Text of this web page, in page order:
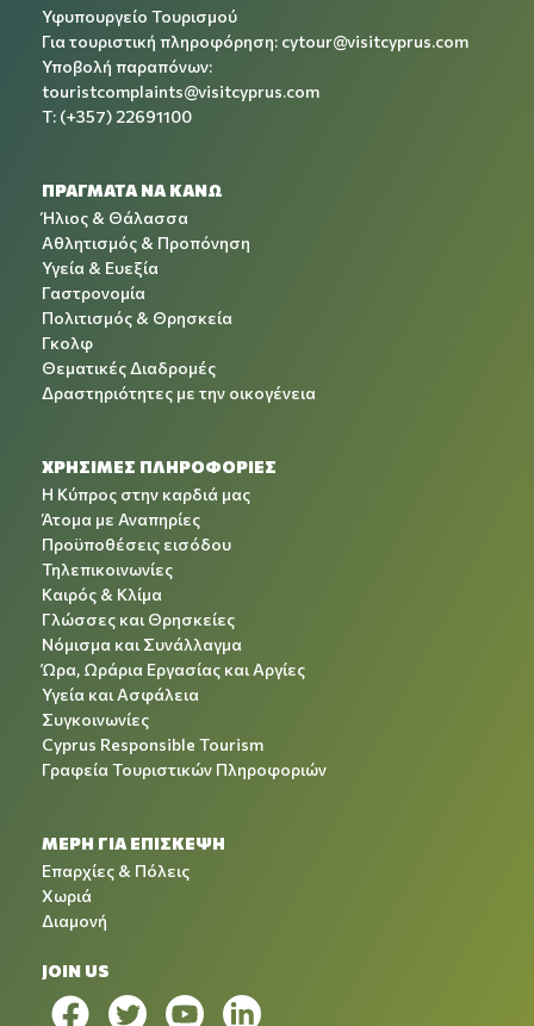
Υφυπουργείο Τουρισμού
Για τουριστική πληροφόρηση: cytour@visitcyprus.com
Υποβολή παραπόνων:
touristcomplaints@visitcyprus.com
T: (+357) 22691100
ΠΡΑΓΜΑΤΑ ΝΑ ΚΑΝΩ
Ήλιος & Θάλασσα
Αθλητισμός & Προπόνηση
Υγεία & Ευεξία
Γαστρονομία
Πολιτισμός & Θρησκεία
Γκολφ
Θεματικές Διαδρομές
Δραστηριότητες με την οικογένεια
ΧΡΉΣΙΜΕΣ ΠΛΗΡΟΦΟΡΊΕΣ
Η Κύπρος στην καρδιά μας
Άτομα με Αναπηρίες
Προϋποθέσεις εισόδου
Τηλεπικοινωνίες
Καιρός & Κλίμα
Γλώσσες και Θρησκείες
Νόμισμα και Συνάλλαγμα
Ώρα, Ωράρια Εργασίας και Αργίες
Υγεία και Ασφάλεια
Συγκοινωνίες
Cyprus Responsible Tourism
Γραφεία Τουριστικών Πληροφοριών
ΜΕΡΗ ΓΙΑ ΕΠΙΣΚΕΨΗ
Επαρχίες & Πόλεις
Χωριά
Διαμονή
JOIN US